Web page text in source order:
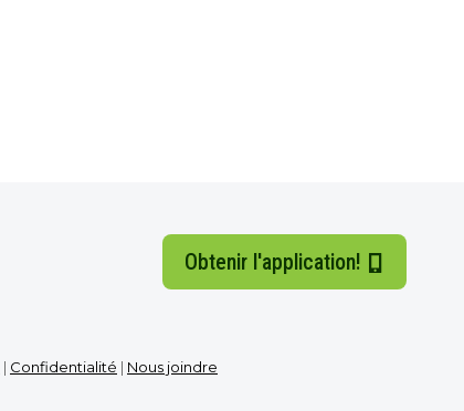
Obtenir l'application!
| Confidentialité | Nous joindre